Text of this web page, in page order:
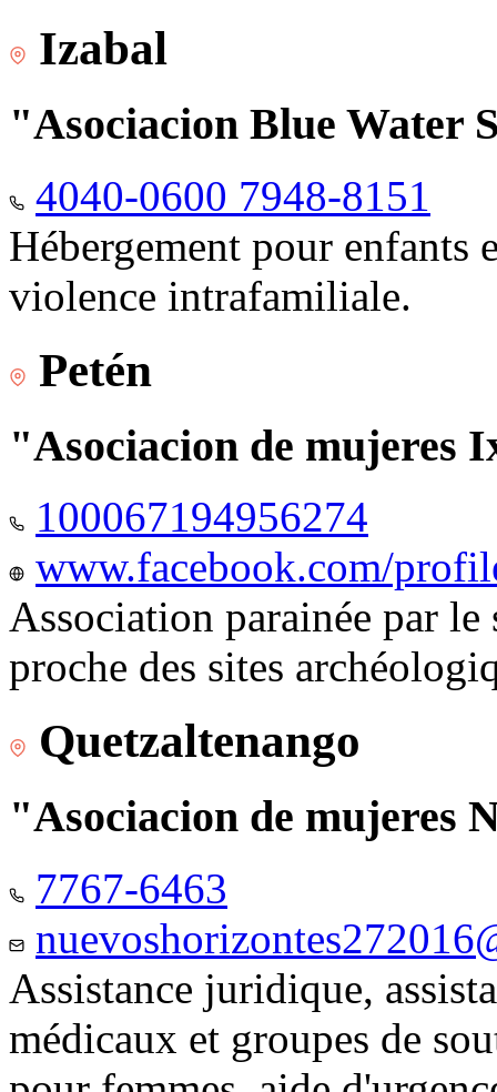
Izabal
"Asociacion Blue Water
4040-0600 7948-8151
Hébergement pour enfants
violence intrafamiliale.
Petén
"Asociacion de mujeres
100067194956274
www.facebook.com/
Association parainée par
proche des sites
Quetzaltenango
"Asociacion de mujeres
7767-6463
Assistance juridique,
médicaux et groupes de